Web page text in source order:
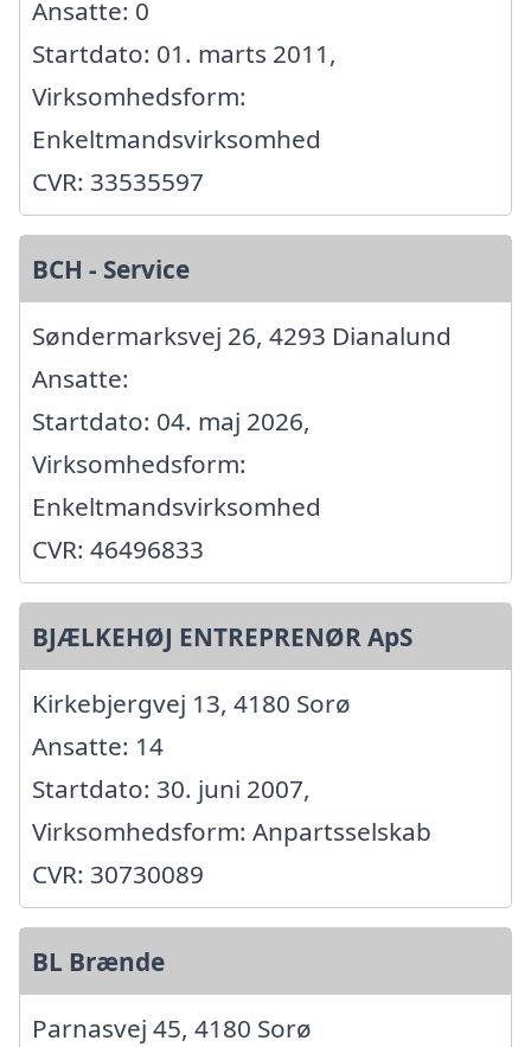
Ansatte: 0
Startdato: 01. marts 2011,
Virksomhedsform:
Enkeltmandsvirksomhed
CVR: 33535597
BCH - Service
Søndermarksvej 26, 4293 Dianalund
Ansatte:
Startdato: 04. maj 2026,
Virksomhedsform:
Enkeltmandsvirksomhed
CVR: 46496833
BJÆLKEHØJ ENTREPRENØR ApS
Kirkebjergvej 13, 4180 Sorø
Ansatte: 14
Startdato: 30. juni 2007,
Virksomhedsform: Anpartsselskab
CVR: 30730089
BL Brænde
Parnasvej 45, 4180 Sorø